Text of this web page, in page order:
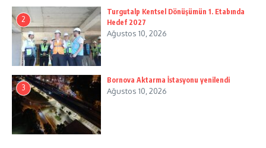
2
Turgutalp Kentsel Dönüşümün 1. Etabında
Hedef 2027
Ağustos 10, 2026
3
Bornova Aktarma İstasyonu yenilendi
Ağustos 10, 2026